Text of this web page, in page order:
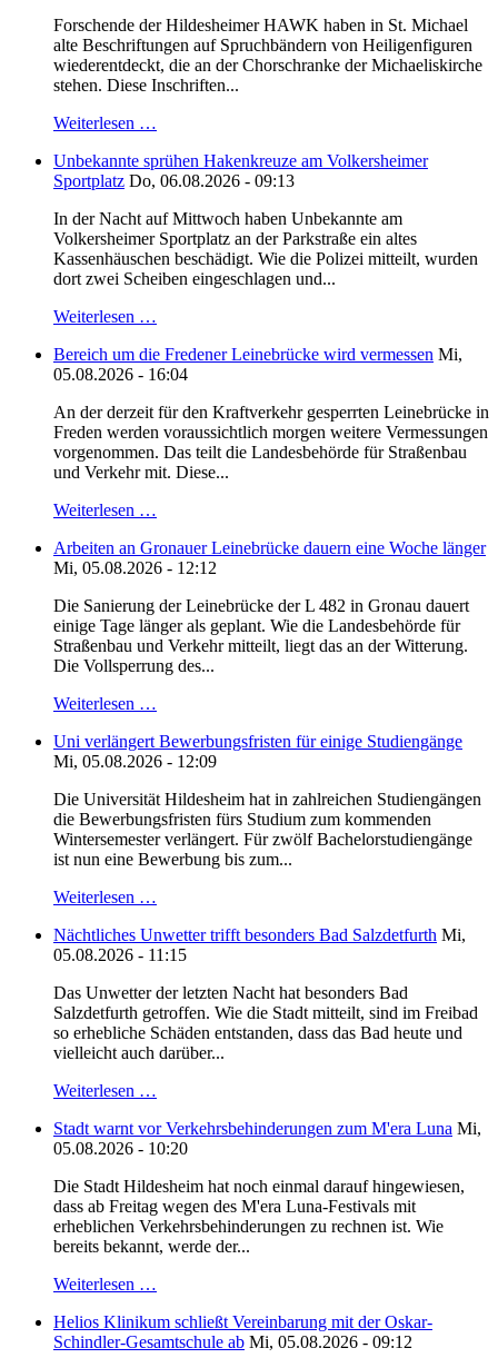
Forschende der Hildesheimer HAWK haben in St. Michael
alte Beschriftungen auf Spruchbändern von Heiligenfiguren
wiederentdeckt, die an der Chorschranke der Michaeliskirche
stehen. Diese Inschriften...
Weiterlesen …
Unbekannte sprühen Hakenkreuze am Volkersheimer
Sportplatz Do, 06.08.2026 - 09:13
In der Nacht auf Mittwoch haben Unbekannte am
Volkersheimer Sportplatz an der Parkstraße ein altes
Kassenhäuschen beschädigt. Wie die Polizei mitteilt, wurden
dort zwei Scheiben eingeschlagen und...
Weiterlesen …
Bereich um die Fredener Leinebrücke wird vermessen Mi,
05.08.2026 - 16:04
An der derzeit für den Kraftverkehr gesperrten Leinebrücke in
Freden werden voraussichtlich morgen weitere Vermessungen
vorgenommen. Das teilt die Landesbehörde für Straßenbau
und Verkehr mit. Diese...
Weiterlesen …
Arbeiten an Gronauer Leinebrücke dauern eine Woche länger
Mi, 05.08.2026 - 12:12
Die Sanierung der Leinebrücke der L 482 in Gronau dauert
einige Tage länger als geplant. Wie die Landesbehörde für
Straßenbau und Verkehr mitteilt, liegt das an der Witterung.
Die Vollsperrung des...
Weiterlesen …
Uni verlängert Bewerbungsfristen für einige Studiengänge
Mi, 05.08.2026 - 12:09
Die Universität Hildesheim hat in zahlreichen Studiengängen
die Bewerbungsfristen fürs Studium zum kommenden
Wintersemester verlängert. Für zwölf Bachelorstudiengänge
ist nun eine Bewerbung bis zum...
Weiterlesen …
Nächtliches Unwetter trifft besonders Bad Salzdetfurth Mi,
05.08.2026 - 11:15
Das Unwetter der letzten Nacht hat besonders Bad
Salzdetfurth getroffen. Wie die Stadt mitteilt, sind im Freibad
so erhebliche Schäden entstanden, dass das Bad heute und
vielleicht auch darüber...
Weiterlesen …
Stadt warnt vor Verkehrsbehinderungen zum M'era Luna Mi,
05.08.2026 - 10:20
Die Stadt Hildesheim hat noch einmal darauf hingewiesen,
dass ab Freitag wegen des M'era Luna-Festivals mit
erheblichen Verkehrsbehinderungen zu rechnen ist. Wie
bereits bekannt, werde der...
Weiterlesen …
Helios Klinikum schließt Vereinbarung mit der Oskar-
Schindler-Gesamtschule ab Mi, 05.08.2026 - 09:12